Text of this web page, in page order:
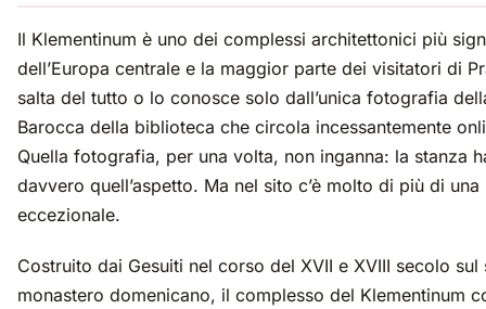
Il Klementinum è uno dei complessi architettonici più
dell’Europa centrale e la maggior parte dei visitatori di
salta del tutto o lo conosce solo dall’unica fotografia
Barocca della biblioteca che circola incessantemente
Quella fotografia, per una volta, non inganna: la stanza
davvero quell’aspetto. Ma nel sito c’è molto di più di una
eccezionale.
Costruito dai Gesuiti nel corso del XVII e XVIII secolo sul
monastero domenicano, il complesso del Klementinum